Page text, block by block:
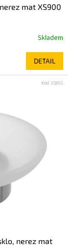
mat XS900
Skladem
DETAIL
nerez mat
Kód:XS802